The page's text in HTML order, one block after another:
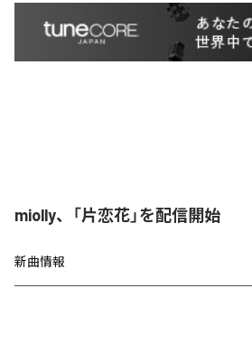
miolly、「片恋花」を配信開始
新曲情報